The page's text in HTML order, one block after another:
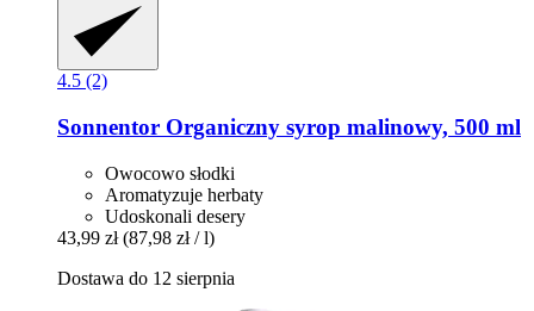
4.5 (2)
Sonnentor Organiczny syrop malinowy, 500 ml
Owocowo słodki
Aromatyzuje herbaty
Udoskonali desery
43,99 zł (87,98 zł / l)
Dostawa do 12 sierpnia